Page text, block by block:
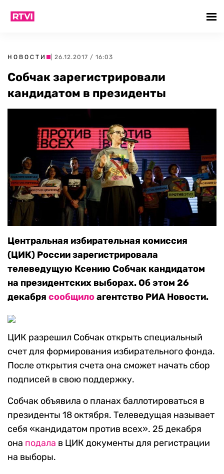
НОВОСТИ | 26.12.2017 / 16:03
Собчак зарегистрировали
кандидатом в президенты
Центральная избирательная комиссия
(ЦИК) России зарегистрировала
телеведущую Ксению Собчак кандидатом
на президентских выборах. Об этом 26
декабря сообщилоагентство РИА Новости.
ЦИК разрешил Собчак открыть специальный
счет для формирования избирательного фонда.
После открытия счета она сможет начать сбор
подписей в свою поддержку.
Собчак объявила о планах баллотироваться в
президенты 18 октября. Телеведущая называет
себя «кандидатом против всех». 25 декабря
она подала в ЦИК документы для регистрации
на выборы.